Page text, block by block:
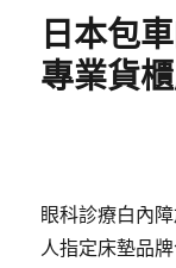
日本包
專業貨
眼科診療白內
人指定床墊品